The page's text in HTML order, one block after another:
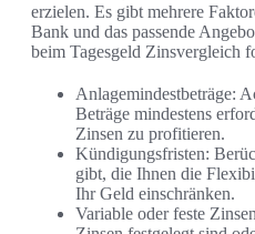
erzielen. Es gibt mehrere
Bank und das passende
beim Tagesgeld Zinsvergleich
Anlagemindestbeträge:
Beträge mindestens
Zinsen zu profitieren.
Kündigungsfristen:
gibt, die Ihnen die
Ihr Geld einschränken.
Variable oder feste